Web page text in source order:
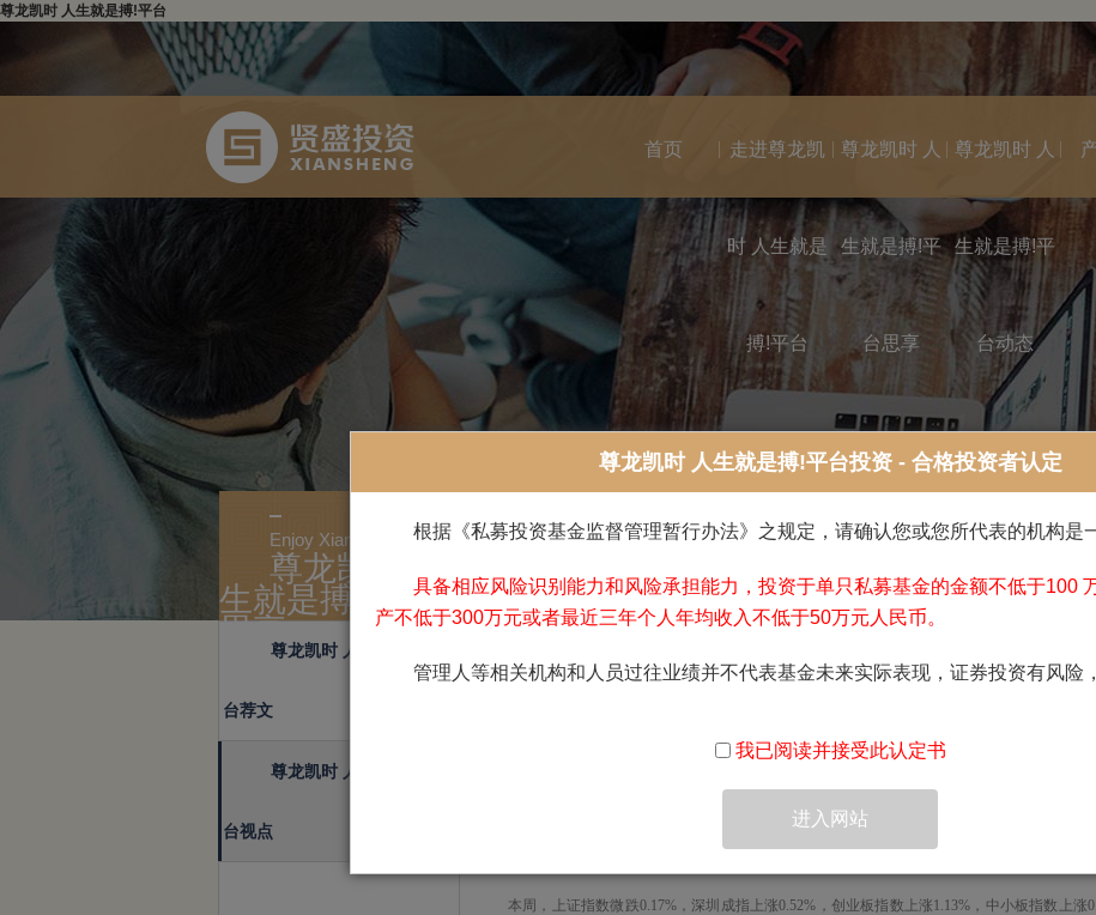
尊龙凯时 人生就是搏!平台
首页 走进尊龙凯
时 人生就是
搏!平台
尊龙凯时 人
生就是搏!平
台思享
尊龙凯时 人
生就是搏!平
台动态
Enjoy Xian sheng
尊龙凯时 人
生就是搏!平台
思享
尊龙凯时 人生就是搏!平
台荐文
尊龙凯时 人生就是搏!平
台视点
所在位置：首页 >尊龙凯时 人生就是
一周观市‖2017.03.06-2017.03.10
来源：尊龙凯时 人生就是搏!平台投资 发布时间：2017-03-11
本周，上证指数微跌0.17%，深圳成指上涨0.52%，创业板指数上涨1.13%，中小板指数上
尊龙凯时 人生就是搏!平台投资 - 合格投资者认定
根据《私募投资基金监督管理暂行办法》之规定，请确认您或您所代表的机构是
具备相应风险识别能力和风险承担能力，投资于单只私募基金的金额不低于100
产不低于300万元或者最近三年个人年均收入不低于50万元人民币。
管理人等相关机构和人员过往业绩并不代表基金未来实际表现，证券投资有风险
我已阅读并接受此认定书
进入网站